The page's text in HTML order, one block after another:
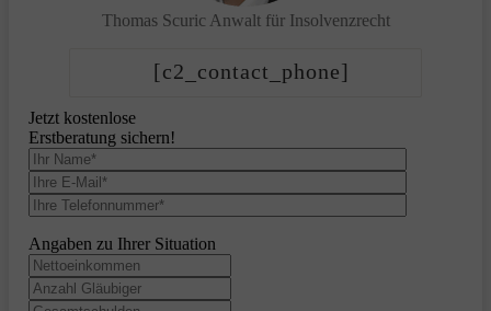
Thomas Scuric Anwalt für Insolvenzrecht
[c2_contact_phone]
Jetzt kostenlose
Erstberatung sichern!
Angaben zu Ihrer Situation